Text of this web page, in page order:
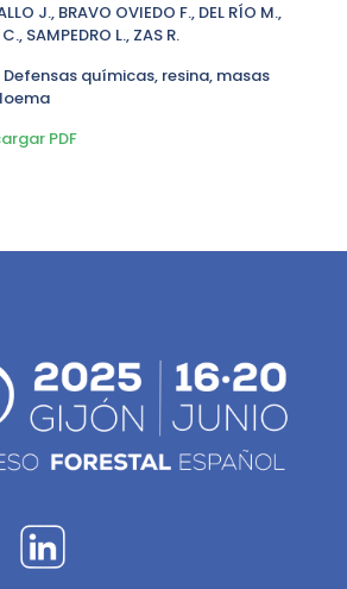
J., BRAVO OVIEDO F., DEL RÍO M.,
SAMPEDRO L., ZAS R.
Defensas químicas, resina, masas
PDF